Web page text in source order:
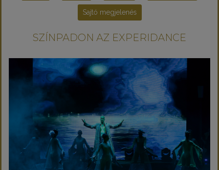
Sajtó megjelenés
SZÍNPADON AZ EXPERIDANCE